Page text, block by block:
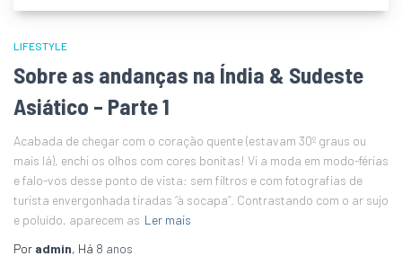
LIFESTYLE
Sobre as andanças na Índia & Sudeste
Asiático – Parte 1
Acabada de chegar com o coração quente (estavam 30º graus ou
mais lá), enchi os olhos com cores bonitas! Vi a moda em modo-férias
e falo-vos desse ponto de vista: sem filtros e com fotografias de
turista envergonhada tiradas “à socapa”. Contrastando com o ar sujo
e poluído, aparecem as Ler mais
Por admin, Há 8 anos